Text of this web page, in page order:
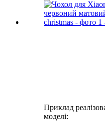
Приклад
моделі: